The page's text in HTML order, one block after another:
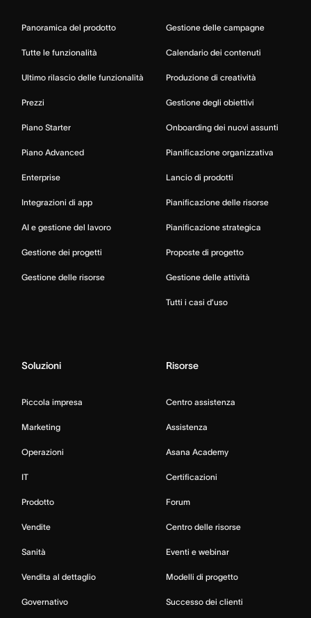
Panoramica del prodotto
Tutte le funzionalità
Ultimo rilascio delle funzionalità
Prezzi
Piano Starter
Piano Advanced
Enterprise
Integrazioni di app
AI e gestione del lavoro
Gestione dei progetti
Gestione delle risorse
Gestione delle campagne
Calendario dei contenuti
Produzione di creatività
Gestione degli obiettivi
Onboarding dei nuovi assunti
Pianificazione organizzativa
Lancio di prodotti
Pianificazione delle risorse
Pianificazione strategica
Proposte di progetto
Gestione delle attività
Tutti i casi d’uso
Soluzioni
Piccola impresa
Marketing
Operazioni
IT
Prodotto
Vendite
Sanità
Vendita al dettaglio
Governativo
Risorse
Centro assistenza
Assistenza
Asana Academy
Certificazioni
Forum
Centro delle risorse
Eventi e webinar
Modelli di progetto
Successo dei clienti